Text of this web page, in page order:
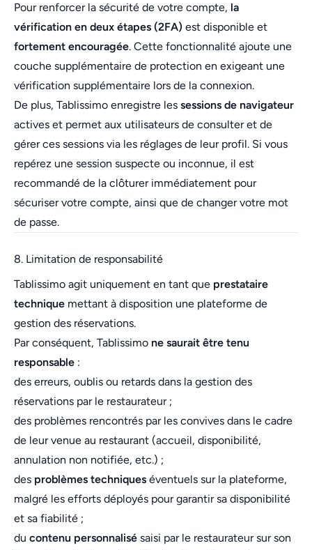
Pour renforcer la sécurité de votre compte, la
vérification en deux étapes (2FA) est disponible et
fortement encouragée. Cette fonctionnalité ajoute une
couche supplémentaire de protection en exigeant une
vérification supplémentaire lors de la connexion.
De plus, Tablissimo enregistre les sessions de navigateur
actives et permet aux utilisateurs de consulter et de
gérer ces sessions via les réglages de leur profil. Si vous
repérez une session suspecte ou inconnue, il est
recommandé de la clôturer immédiatement pour
sécuriser votre compte, ainsi que de changer votre mot
de passe.
8. Limitation de responsabilité
Tablissimo agit uniquement en tant que prestataire
technique mettant à disposition une plateforme de
gestion des réservations.
Par conséquent, Tablissimo ne saurait être tenu
responsable :
des erreurs, oublis ou retards dans la gestion des
réservations par le restaurateur ;
des problèmes rencontrés par les convives dans le cadre
de leur venue au restaurant (accueil, disponibilité,
annulation non notifiée, etc.) ;
des problèmes techniques éventuels sur la plateforme,
malgré les efforts déployés pour garantir sa disponibilité
et sa fiabilité ;
du contenu personnalisé saisi par le restaurateur sur son